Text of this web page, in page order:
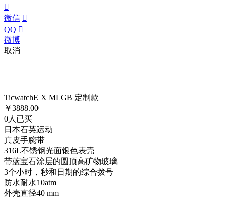

微信 
QQ 
微博
取消
TicwatchE X MLGB 定制款
￥3888.00
0人已买
日本石英运动
真皮手腕带
316L不锈钢光面银色表壳
带蓝宝石涂层的圆顶高矿物玻璃
3个小时，秒和日期的综合拨号
防水耐水10atm
外壳直径40 mm